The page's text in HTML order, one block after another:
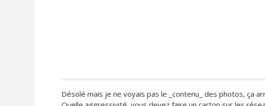
Désolé mais je ne voyais pas le _contenu_ des photos, ça